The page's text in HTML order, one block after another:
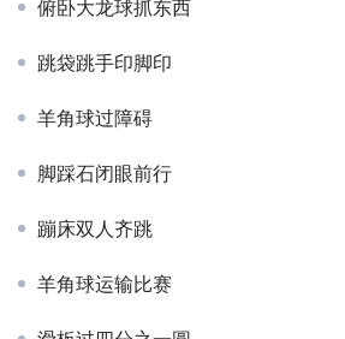
俯卧大龙球抓东西
跳袋跳手印脚印
羊角球过障碍
脚踩石闭眼前行
蹦床双人齐跳
羊角球运输比赛